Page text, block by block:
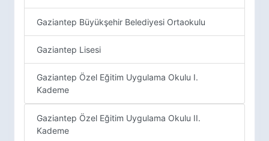
Gaziantep Büyükşehir Belediyesi Ortaokulu
Gaziantep Lisesi
Gaziantep Özel Eğitim Uygulama Okulu I.
Kademe
Gaziantep Özel Eğitim Uygulama Okulu II.
Kademe